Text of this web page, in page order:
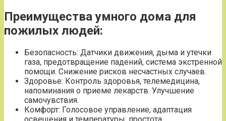
Преимущества умного дома для
пожилых людей:
Безопасность: Датчики движения, дыма и утечки
газа, предотвращение падений, система экстренной
помощи. Снижение рисков несчастных случаев.
Здоровье: Контроль здоровья, телемедицина,
напоминания о приеме лекарств. Улучшение
самочувствия.
Комфорт: Голосовое управление, адаптация
освещения и температуры, простота